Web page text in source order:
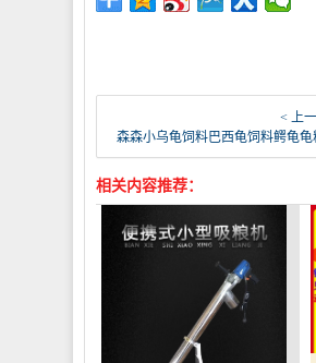
< 上
森森小乌龟饲料巴西龟饲料鳄龟龟粮寸金龟粮乌龟粮草
相关内容推荐：